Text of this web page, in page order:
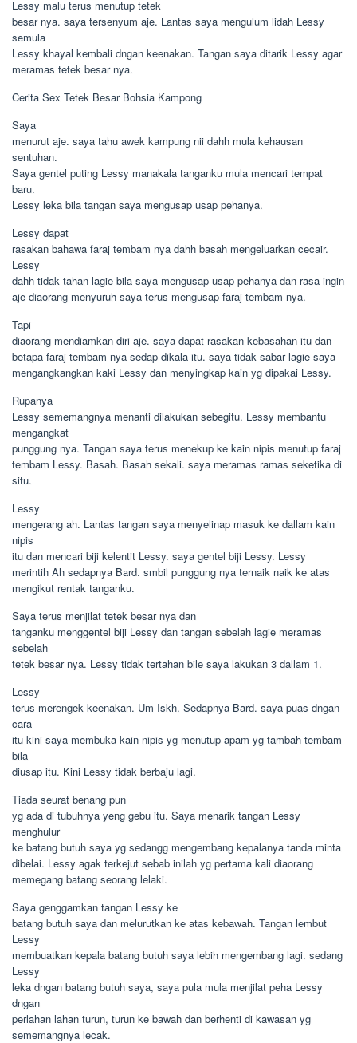
Lessy malu terus menutup tetek
besar nya. saya tersenyum aje. Lantas saya mengulum lidah Lessy
semula
Lessy khayal kembali dngan keenakan. Tangan saya ditarik Lessy agar
meramas tetek besar nya.
Cerita Sex Tetek Besar Bohsia Kampong
Saya
menurut aje. saya tahu awek kampung nii dahh mula kehausan
sentuhan.
Saya gentel puting Lessy manakala tanganku mula mencari tempat
baru.
Lessy leka bila tangan saya mengusap usap pehanya.
Lessy dapat
rasakan bahawa faraj tembam nya dahh basah mengeluarkan cecair.
Lessy
dahh tidak tahan lagie bila saya mengusap usap pehanya dan rasa ingin
aje diaorang menyuruh saya terus mengusap faraj tembam nya.
Tapi
diaorang mendiamkan diri aje. saya dapat rasakan kebasahan itu dan
betapa faraj tembam nya sedap dikala itu. saya tidak sabar lagie saya
mengangkangkan kaki Lessy dan menyingkap kain yg dipakai Lessy.
Rupanya
Lessy sememangnya menanti dilakukan sebegitu. Lessy membantu
mengangkat
punggung nya. Tangan saya terus menekup ke kain nipis menutup faraj
tembam Lessy. Basah. Basah sekali. saya meramas ramas seketika di
situ.
Lessy
mengerang ah. Lantas tangan saya menyelinap masuk ke dallam kain
nipis
itu dan mencari biji kelentit Lessy. saya gentel biji Lessy. Lessy
merintih Ah sedapnya Bard. smbil punggung nya ternaik naik ke atas
mengikut rentak tanganku.
Saya terus menjilat tetek besar nya dan
tanganku menggentel biji Lessy dan tangan sebelah lagie meramas
sebelah
tetek besar nya. Lessy tidak tertahan bile saya lakukan 3 dallam 1.
Lessy
terus merengek keenakan. Um Iskh. Sedapnya Bard. saya puas dngan
cara
itu kini saya membuka kain nipis yg menutup apam yg tambah tembam
bila
diusap itu. Kini Lessy tidak berbaju lagi.
Tiada seurat benang pun
yg ada di tubuhnya yeng gebu itu. Saya menarik tangan Lessy
menghulur
ke batang butuh saya yg sedangg mengembang kepalanya tanda minta
dibelai. Lessy agak terkejut sebab inilah yg pertama kali diaorang
memegang batang seorang lelaki.
Saya genggamkan tangan Lessy ke
batang butuh saya dan melurutkan ke atas kebawah. Tangan lembut
Lessy
membuatkan kepala batang butuh saya lebih mengembang lagi. sedang
Lessy
leka dngan batang butuh saya, saya pula mula menjilat peha Lessy
dngan
perlahan lahan turun, turun ke bawah dan berhenti di kawasan yg
sememangnya lecak.